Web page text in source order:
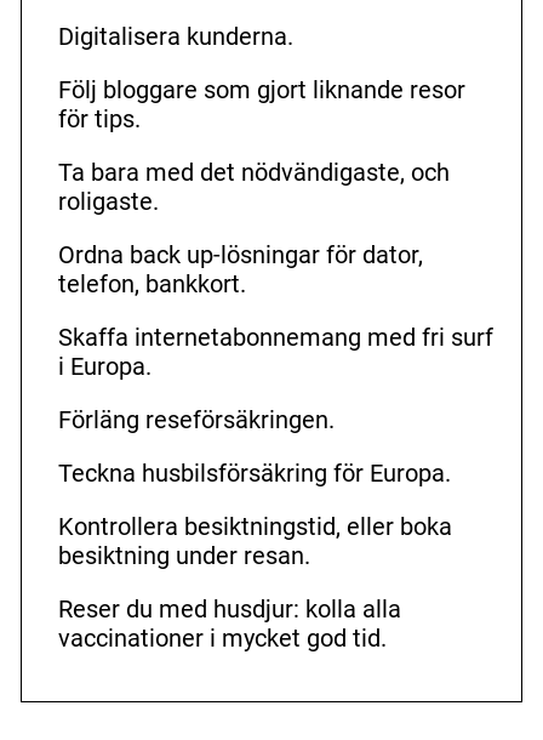
Digitalisera kunderna.
Följ bloggare som gjort liknande resor
för tips.
Ta bara med det nödvändigaste, och
roligaste.
Ordna back up-lösningar för dator,
telefon, bankkort.
Skaffa internetabonnemang med fri surf
i Europa.
Förläng reseförsäkringen.
Teckna husbilsförsäkring för Europa.
Kontrollera besiktningstid, eller boka
besiktning under resan.
Reser du med husdjur: kolla alla
vaccinationer i mycket god tid.